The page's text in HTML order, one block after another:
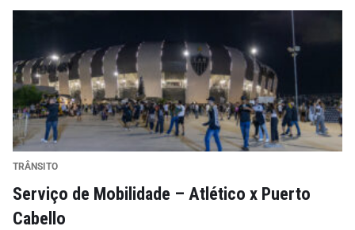
TRÂNSITO
Serviço de Mobilidade – Atlético x Puerto
Cabello